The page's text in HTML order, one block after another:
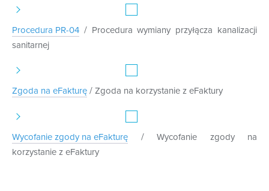
Procedura PR-04 / Procedura wymiany przyłącza kanalizacji
sanitarnej
Zgoda na eFakturę / Zgoda na korzystanie z eFaktury
Wycofanie zgody na eFakturę / Wycofanie zgody na
korzystanie z eFaktury